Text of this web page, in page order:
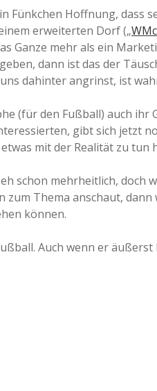
Fünkchen Hoffnung, dass
erweiterten Dorf („
Ganze mehr als ein
dann ist das der
dahinter angrinst, ist
(für den Fußball) auch ihr
gibt sich jetzt
mit der Realität zu tun
schon mehrheitlich, doch
zum Thema anschaut,
können.
Auch wenn er äußerst